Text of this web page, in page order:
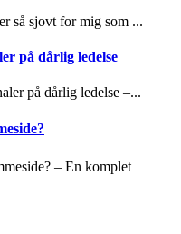
så sjovt for mig som ...
på dårlig ledelse
på dårlig ledelse –...
– En komplet